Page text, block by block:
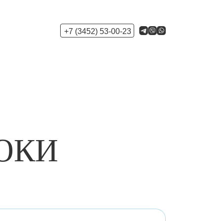
+7 (3452) 53-00-23